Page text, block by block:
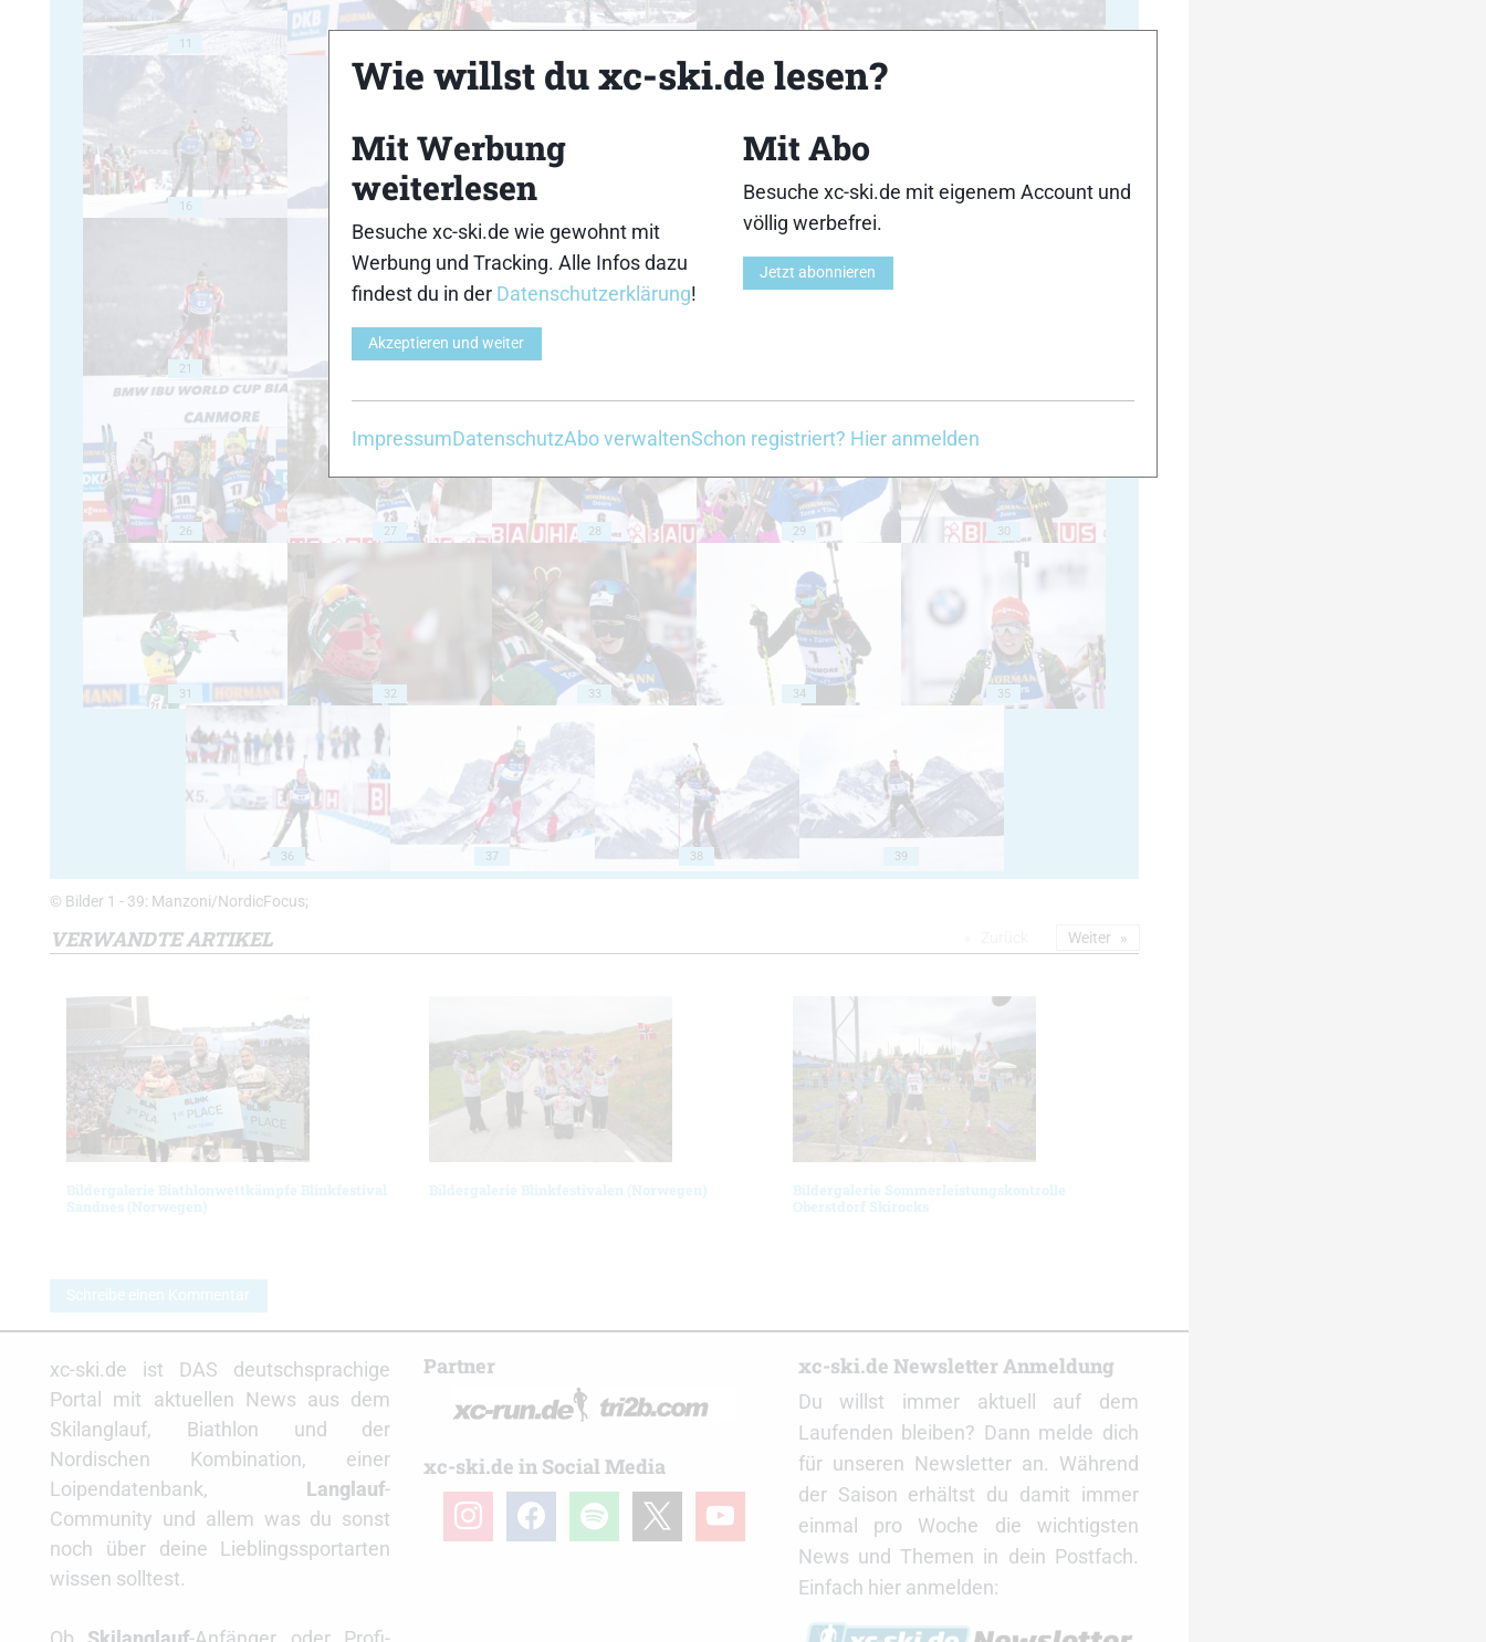
11
16 17
21
26 27 28 29 30
31 32 33 34 35
36 37 38 39
© Bilder 1 - 39: Manzoni/NordicFocus;
VERWANDTE ARTIKEL
Bildergalerie Biathlonwettkämpfe Blinkfestival
Sandnes (Norwegen)
Bildergalerie Blinkfestivalen (Norwegen)
Bildergalerie Sommerleistungskontrolle
Oberstdorf Skirocks
Weiter
Schreibe einen Kommentar
xc-ski.de ist DAS deutschsprachige
Portal mit aktuellen News aus dem
Skilanglauf, Biathlon und der
Nordischen Kombination, einer
Loipendatenbank, Langlauf-
Community und allem was du sonst
noch über deine Lieblingssportarten
wissen solltest.
Partner
xc-ski.de in Social Media
instagramfacebookspotify youtube
xc-ski.de Newsletter Anmeldung
Du willst immer aktuell auf dem
Laufenden bleiben? Dann melde dich
für unseren Newsletter an. Während
der Saison erhältst du damit immer
einmal pro Woche die wichtigsten
News und Themen in dein Postfach.
Einfach hier anmelden:
Wie willst du xc-ski.de lesen?
Mit Werbung
weiterlesen
Besuche xc-ski.de wie gewohnt mit
Werbung und Tracking. Alle Infos dazu
findest du in der Datenschutzerklärung!
Akzeptieren und weiter
Mit Abo
Besuche xc-ski.de mit eigenem Account und
völlig werbefrei.
Jetzt abonnieren
ImpressumDatenschutzAbo verwaltenSchon registriert? Hier anmelden